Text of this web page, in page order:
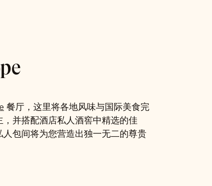
餐厅，这里将各地风味与国际美食完
并搭配酒店私人酒窖中精选的佳
包间将为您营造出独一无二的尊贵